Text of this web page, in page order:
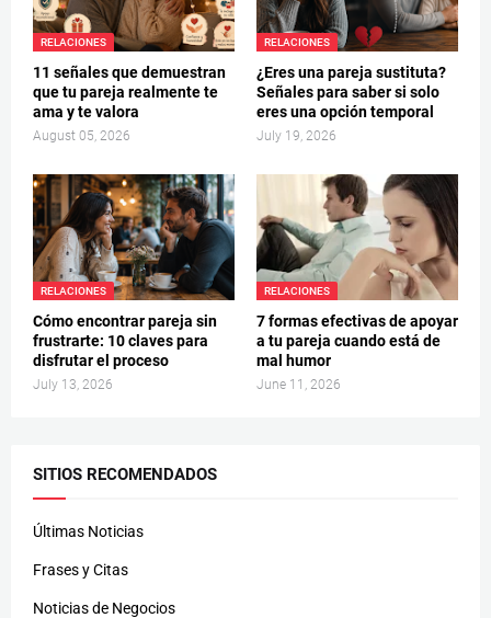
RELACIONES
11 señales que demuestran
que tu pareja realmente te
ama y te valora
August 05, 2026
RELACIONES
¿Eres una pareja sustituta?
Señales para saber si solo
eres una opción temporal
July 19, 2026
RELACIONES
Cómo encontrar pareja sin
frustrarte: 10 claves para
disfrutar el proceso
July 13, 2026
RELACIONES
7 formas efectivas de apoyar
a tu pareja cuando está de
mal humor
June 11, 2026
SITIOS RECOMENDADOS
Últimas Noticias
Frases y Citas
Noticias de Negocios